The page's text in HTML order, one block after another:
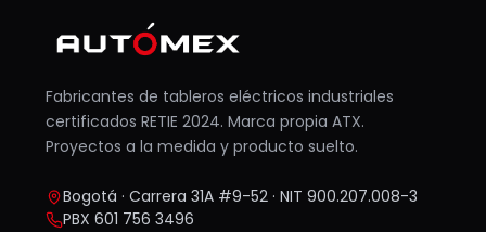
Fabricantes de tableros eléctricos industriales
certificados RETIE 2024. Marca propia ATX.
Proyectos a la medida y producto suelto.
Bogotá · Carrera 31A #9-52 · NIT 900.207.008-3
PBX 601 756 3496